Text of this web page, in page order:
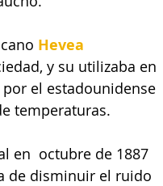
Hevea
y su utilizaba en
por el estadounidense
temperaturas.
en  octubre de 1887
de disminuir el ruido